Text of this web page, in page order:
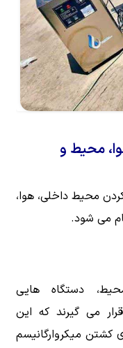
محیط و
محیط داخلی، هوا،
دستگاه ‌هایی
می گیرند که این
کشتن میکروارگانیسم